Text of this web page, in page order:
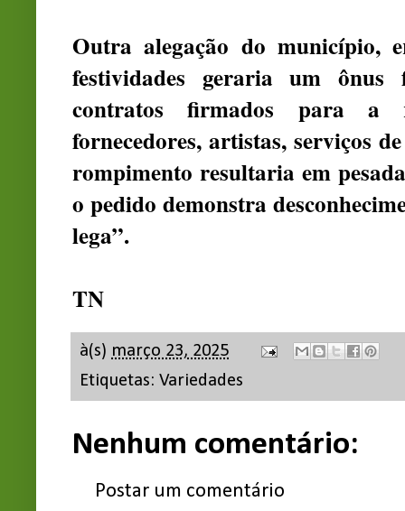
Outra alegação do município,
festividades geraria um ônus
contratos firmados para a
fornecedores, artistas, serviços
rompimento resultaria em
o pedido demonstra
lega”.
TN
à(s) março 23, 2025
Etiquetas: Variedades
Nenhum comentário:
Postar um comentário